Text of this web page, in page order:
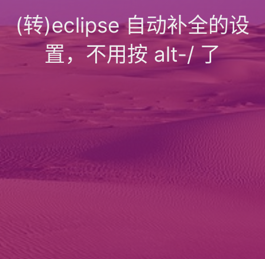
(转)eclipse 自动补全的设
置，不用按 alt-/ 了